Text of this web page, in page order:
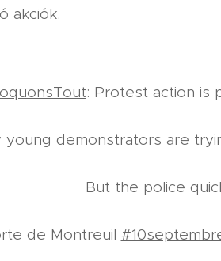
akciók.
: Protest action is
young demonstrators are
But the police
de Montreuil